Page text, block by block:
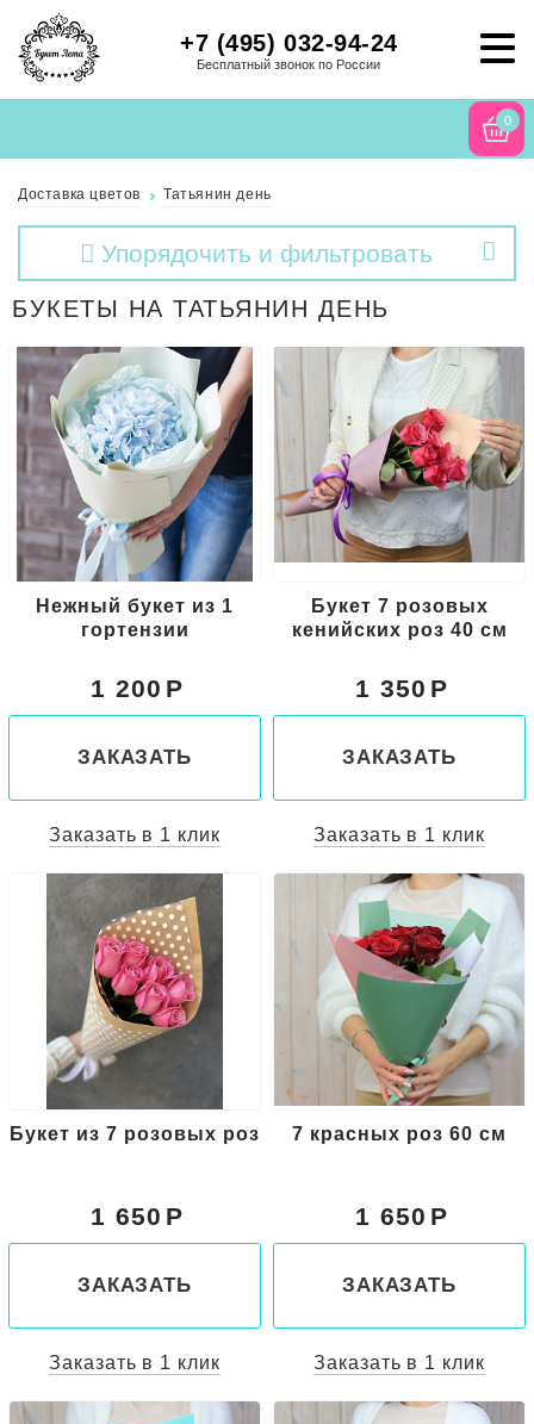
+7 (495) 032-94-24
Бесплатный звонок по России
0
Доставка цветов Татьянин день
Упорядочить и фильтровать
БУКЕТЫ НА ТАТЬЯНИН ДЕНЬ
Нежный букет из 1
гортензии
1 200
ЗАКАЗАТЬ
Заказать в 1 клик
Букет 7 розовых
кенийских роз 40 см
1 350
ЗАКАЗАТЬ
Заказать в 1 клик
Букет из 7 розовых роз
1 650
ЗАКАЗАТЬ
Заказать в 1 клик
7 красных роз 60 см
1 650
ЗАКАЗАТЬ
Заказать в 1 клик